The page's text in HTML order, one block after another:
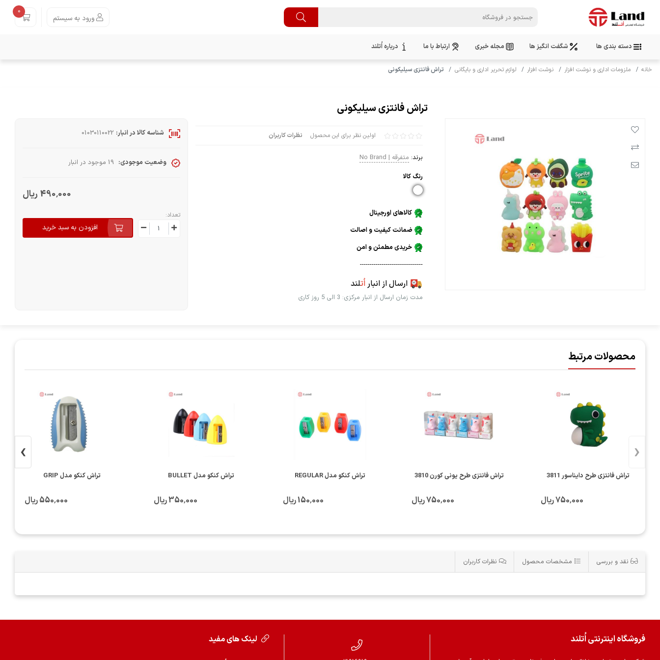
ورود به سیستم
0
دسته بندی ها شگفت انگیز ها مجله خبری ارتباط با ما درباره اُتلند
خانه ملزومات اداری و نوشت افزار نوشت افزار لوازم تحریر اداری و بایگانی تراش فانتزی سیلیکونی
تراش فانتزی سیلیکونی
اولین نظر برای این محصول نظرات کاربران
برند: متفرقه | No Brand
رنگ كالا
کالاهای اورجینال
ضمانت کیفیت و اصالت
خریدی مطمئن و امن
--------------------------------
ارسال از انباراُتلند
مدت زمان ارسال از انبار مرکزی: 3 الی 5 روز کاری
شناسه کالا در انبار: 01030110022
وضعیت موجودی: 19 موجود در انبار
490٬000 ریال
تعداد:
افزودن به سبد خرید
محصولات مرتبط
تراش فانتزی طرح دایناسور 3811
750٬000 ریال
تراش فانتزی طرح یونی کورن 3810
750٬000 ریال
تراش کنکو مدل REGULAR
150٬000 ریال
تراش کنکو مدل BULLET
350٬000 ریال
تراش کنکو مدل GRIP
550٬000 ریال
‹
›
نقد و بررسی مشخصات محصول نظرات کاربران
فروشگاه اینترنتی اُتلند لینک های مفید